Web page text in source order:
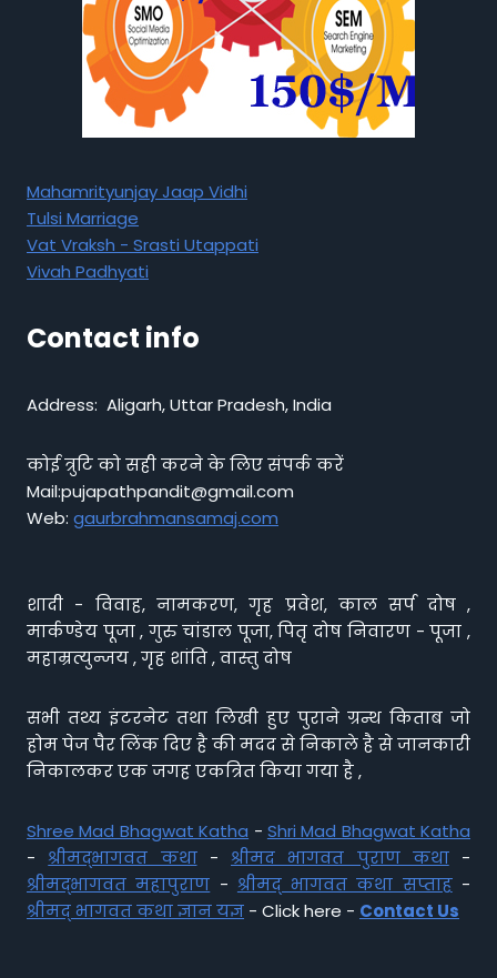
Mahamrityunjay Jaap Vidhi
Tulsi Marriage
Vat Vraksh - Srasti Utappati
Vivah Padhyati
Contact info
Address: Aligarh, Uttar Pradesh, India
कोई त्रुटि को सही करने के लिए संपर्क करें
Mail:pujapathpandit@gmail.com
Web: gaurbrahmansamaj.com
शादी - विवाह, नामकरण, गृह प्रवेश, काल सर्प दोष ,
मार्कण्डेय पूजा , गुरु चांडाल पूजा, पितृ दोष निवारण - पूजा ,
महाम्रत्युन्जय , गृह शांति , वास्तु दोष
सभी तथ्य इंटरनेट तथा लिखी हुए पुराने ग्रन्थ किताब जो
होम पेज पैर लिंक दिए है की मदद से निकाले है से जानकारी
निकालकर एक जगह एकत्रित किया गया है ,
Shree Mad Bhagwat Katha - Shri Mad Bhagwat Katha
- श्रीमद्भागवत कथा- श्रीमद भागवत पुराण कथा-
श्रीमद्भागवत महापुराण - श्रीमद् भागवत कथा सप्ताह-
श्रीमद् भागवत कथा ज्ञान यज्ञ - Click here - Contact Us